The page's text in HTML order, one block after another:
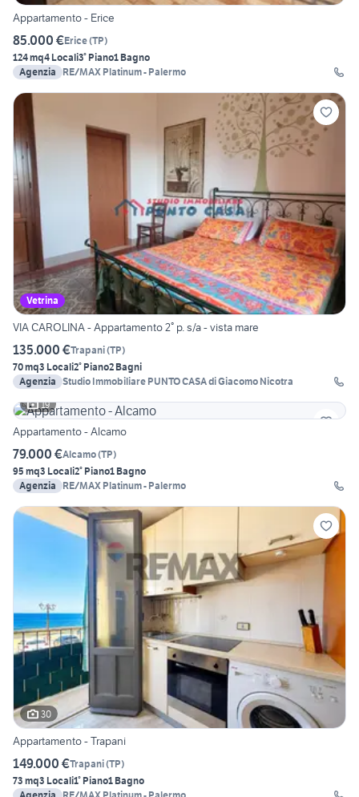
Appartamento - Erice
85.000 €Erice(TP)
124 mq4 Locali3° Piano1 Bagno
Agenzia
RE/MAX Platinum - Palermo
Vetrina
VIA CAROLINA - Appartamento 2° p. s/a - vista mare
135.000 €Trapani(TP)
70 mq3 Locali2° Piano2 Bagni
Agenzia Studio Immobiliare PUNTO CASA di Giacomo Nicotra
19
Appartamento - Alcamo
79.000 €Alcamo(TP)
95 mq3 Locali2° Piano1 Bagno
Agenzia
RE/MAX Platinum - Palermo
30
Appartamento - Trapani
149.000 €Trapani(TP)
73 mq3 Locali1° Piano1 Bagno